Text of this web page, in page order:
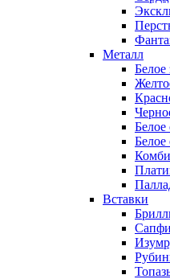
Металл
Белое
Белое
Белое
Вставки